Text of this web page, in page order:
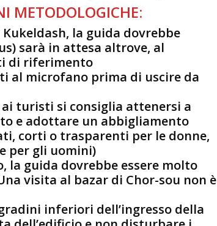
METODOLOGICHE:
la guida dovrebbe
sarà in attesa altrove, al
di riferimento
al microfano prima di uscire da
turisti si consiglia attenersi a
e adottare un abbigliamento
corti o trasparenti per le donne,
per gli uomini)
la guida dovrebbe essere molto
visita al bazar di Chor-sou non è
inferiori dell’ingresso della